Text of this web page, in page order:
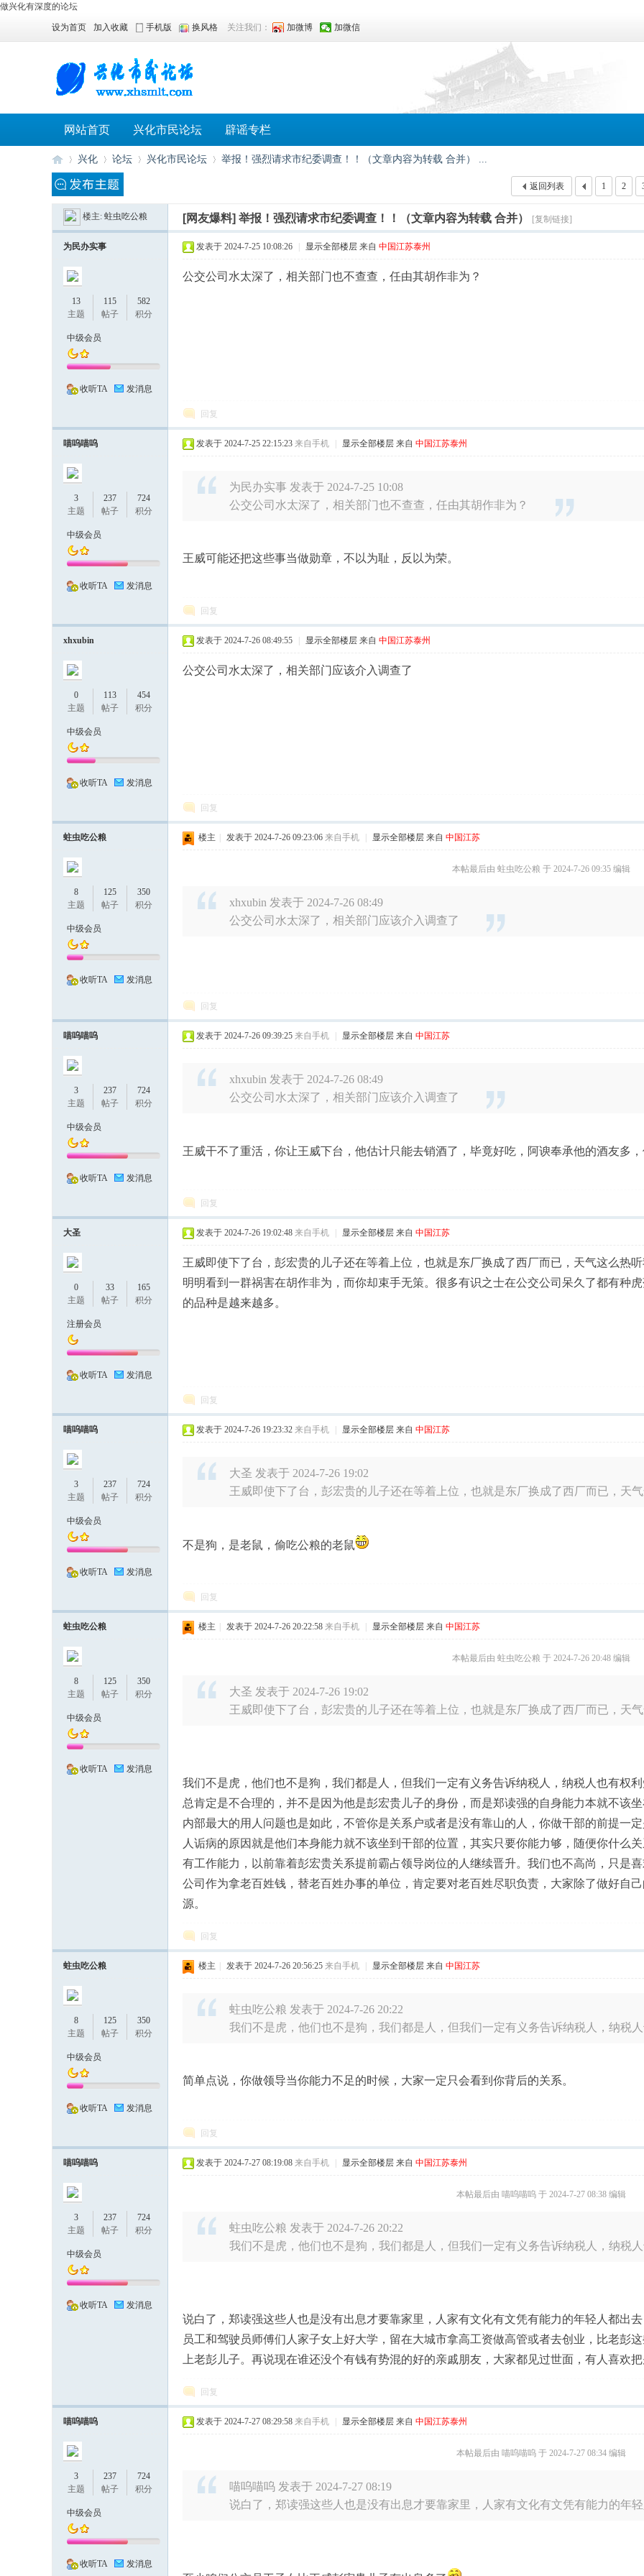
做兴化有深度的论坛
设为首页 加入收藏 手机版 换风格 关注我们： 加微博 加微信
网站首页 兴化市民论坛 辟谣专栏
»
兴化
›
论坛
›
兴化市民论坛
›
举报！强烈请求市纪委调查！！（文章内容为转载 合并） ...
1 2
返回列表
楼主: 蛀虫吃公粮 [网友爆料] 举报！强烈请求市纪委调查！！（文章内容为转载 合并） [复制链接]
为民办实事
13
主题
115
帖子
582
积分
中级会员
收听TA 发消息
发表于 2024-7-25 10:08:26 显示全部楼层 来自 中国江苏泰州
公交公司水太深了，相关部门也不查查，任由其胡作非为？
回复
喵呜喵呜
3
主题
237
帖子
724
积分
中级会员
收听TA 发消息
发表于 2024-7-25 22:15:23 来自手机 显示全部楼层 来自 中国江苏泰州
为民办实事 发表于 2024-7-25 10:08
公交公司水太深了，相关部门也不查查，任由其胡作非为？
王威可能还把这些事当做勋章，不以为耻，反以为荣。
回复
xhxubin
0
主题
113
帖子
454
积分
中级会员
收听TA 发消息
发表于 2024-7-26 08:49:55 显示全部楼层 来自 中国江苏泰州
公交公司水太深了，相关部门应该介入调查了
回复
蛀虫吃公粮
8
主题
125
帖子
350
积分
中级会员
收听TA 发消息
楼主 发表于 2024-7-26 09:23:06 来自手机 显示全部楼层 来自 中国江苏
本帖最后由 蛀虫吃公粮 于 2024-7-26 09:35 编辑
xhxubin 发表于 2024-7-26 08:49
公交公司水太深了，相关部门应该介入调查了
回复
喵呜喵呜
3
主题
237
帖子
724
积分
中级会员
收听TA 发消息
发表于 2024-7-26 09:39:25 来自手机 显示全部楼层 来自 中国江苏
xhxubin 发表于 2024-7-26 08:49
公交公司水太深了，相关部门应该介入调查了
王威干不了重活，你让王威下台，他估计只能去销酒了，毕竟好吃，阿谀奉承他的酒友多
回复
大圣
0
主题
33
帖子
165
积分
注册会员
收听TA 发消息
发表于 2024-7-26 19:02:48 来自手机 显示全部楼层 来自 中国江苏
王威即使下了台，彭宏贵的儿子还在等着上位，也就是东厂换成了西厂而已，天气这么热
明明看到一群祸害在胡作非为，而你却束手无策。很多有识之士在公交公司呆久了都有种
的品种是越来越多。
回复
喵呜喵呜
3
主题
237
帖子
724
积分
中级会员
收听TA 发消息
发表于 2024-7-26 19:23:32 来自手机 显示全部楼层 来自 中国江苏
大圣 发表于 2024-7-26 19:02
王威即使下了台，彭宏贵的儿子还在等着上位，也就是东厂换成了西厂而已，天
不是狗，是老鼠，偷吃公粮的老鼠
回复
蛀虫吃公粮
8
主题
125
帖子
350
积分
中级会员
收听TA 发消息
楼主 发表于 2024-7-26 20:22:58 来自手机 显示全部楼层 来自 中国江苏
本帖最后由 蛀虫吃公粮 于 2024-7-26 20:48 编辑
大圣 发表于 2024-7-26 19:02
王威即使下了台，彭宏贵的儿子还在等着上位，也就是东厂换成了西厂而已，天
我们不是虎，他们也不是狗，我们都是人，但我们一定有义务告诉纳税人，纳税人也有权
总肯定是不合理的，并不是因为他是彭宏贵儿子的身份，而是郑读强的自身能力本就不该
内部最大的用人问题也是如此，不管你是关系户或者是没有靠山的人，你做干部的前提一
人诟病的原因就是他们本身能力就不该坐到干部的位置，其实只要你能力够，随便你什么
有工作能力，以前靠着彭宏贵关系提前霸占领导岗位的人继续晋升。我们也不高尚，只是
公司作为拿老百姓钱，替老百姓办事的单位，肯定要对老百姓尽职负责，大家除了做好自
源。
回复
蛀虫吃公粮
8
主题
125
帖子
350
积分
中级会员
收听TA 发消息
楼主 发表于 2024-7-26 20:56:25 来自手机 显示全部楼层 来自 中国江苏
蛀虫吃公粮 发表于 2024-7-26 20:22
我们不是虎，他们也不是狗，我们都是人，但我们一定有义务告诉纳税人，纳税
简单点说，你做领导当你能力不足的时候，大家一定只会看到你背后的关系。
回复
喵呜喵呜
3
主题
237
帖子
724
积分
中级会员
收听TA 发消息
发表于 2024-7-27 08:19:08 来自手机 显示全部楼层 来自 中国江苏泰州
本帖最后由 喵呜喵呜 于 2024-7-27 08:38 编辑
蛀虫吃公粮 发表于 2024-7-26 20:22
我们不是虎，他们也不是狗，我们都是人，但我们一定有义务告诉纳税人，纳税
说白了，郑读强这些人也是没有出息才要靠家里，人家有文化有文凭有能力的年轻人都出
员工和驾驶员师傅们人家子女上好大学，留在大城市拿高工资做高管或者去创业，比老彭
上老彭儿子。再说现在谁还没个有钱有势混的好的亲戚朋友，大家都见过世面，有人喜欢
回复
喵呜喵呜
3
主题
237
帖子
724
积分
中级会员
收听TA 发消息
发表于 2024-7-27 08:29:58 来自手机 显示全部楼层 来自 中国江苏泰州
本帖最后由 喵呜喵呜 于 2024-7-27 08:34 编辑
喵呜喵呜 发表于 2024-7-27 08:19
说白了，郑读强这些人也是没有出息才要靠家里，人家有文化有文凭有能力的年